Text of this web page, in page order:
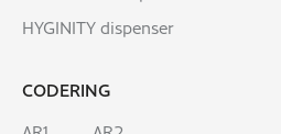
HYGINITY dispenser
CODERING